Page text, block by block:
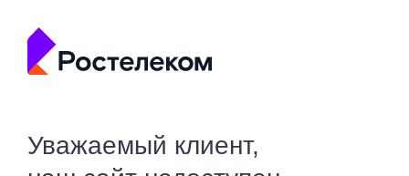
Уважаемый клиент,